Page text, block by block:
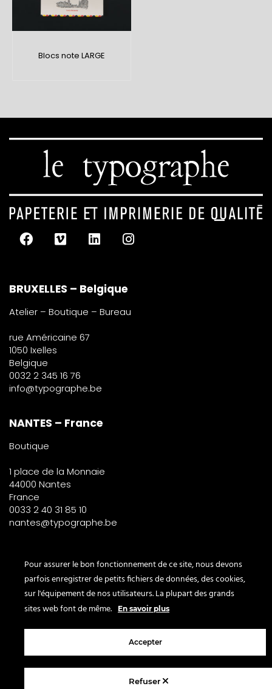
Blocs note LARGE
BRUXELLES – Belgique
Atelier – Boutique – Bureau
rue Américaine 67
1050 Ixelles
Belgique
0032 2 345 16 76
info@typographe.be
NANTES – France
Boutique
1 place de la Monnaie
44000 Nantes
France
0033 2 40 31 85 10
nantes@typographe.be
PARIS – France
Corner
le Bon Marché
24 rue de Sèvres
France
Pour assurer le bon fonctionnement de ce site, nous devons
parfois enregistrer de petits fichiers de données, des cookies,
sur l'équipement de nos utilisateurs. La plupart des grands
sites web font de même.
En savoir plus
Accepter
Refuser